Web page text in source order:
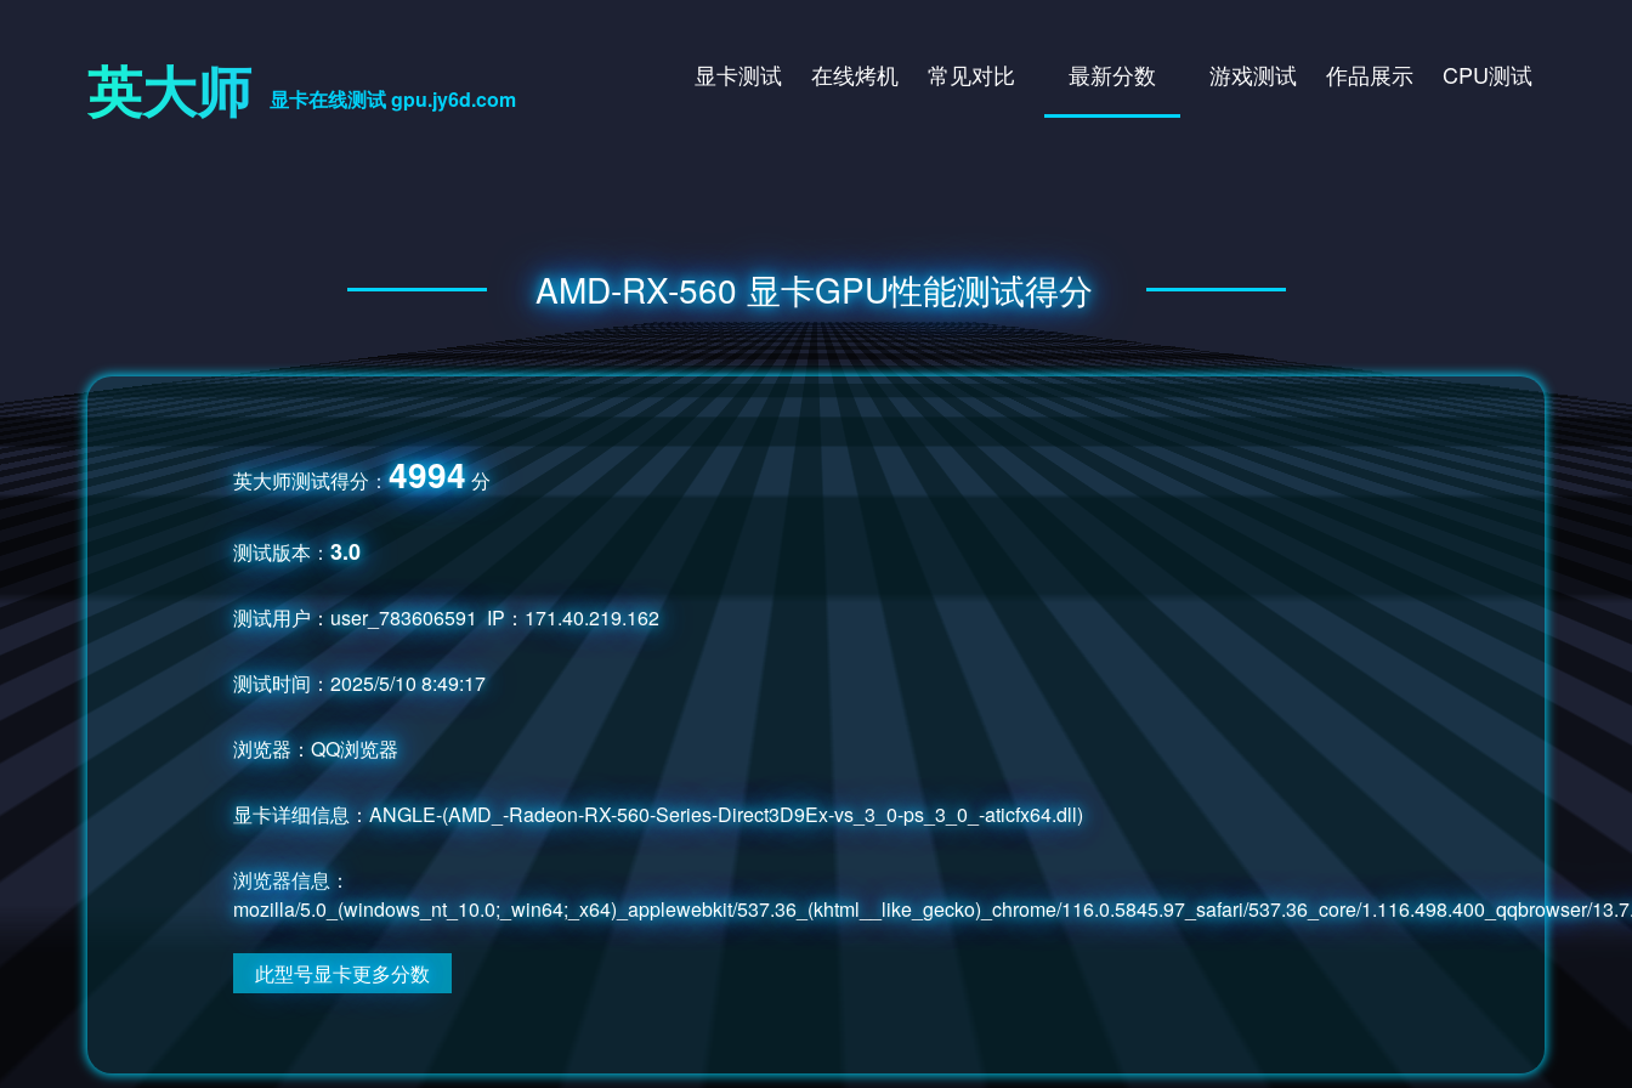
英大师 显卡在线测试 gpu.jy6d.com
显卡测试 在线烤机 常见对比 最新分数 游戏测试 作品展示 CPU测试
AMD-RX-560 显卡GPU性能测试得分
英大师测试得分：4994分
测试版本： 3.0
测试用户：user_783606591 IP：171.40.219.162
测试时间：2025/5/10 8:49:17
浏览器：QQ浏览器
显卡详细信息：ANGLE-(AMD_-Radeon-RX-560-Series-Direct3D9Ex-vs_3_0-ps_3_0_-aticfx64.dll)
浏览器信息：
mozilla/5.0_(windows_nt_10.0;_win64;_x64)_applewebkit/537.36_(khtml__like_gecko)_chrome/116.0.5845.97_safari/537.36_core/1.116.498.400_qqbrowser/
此型号显卡更多分数